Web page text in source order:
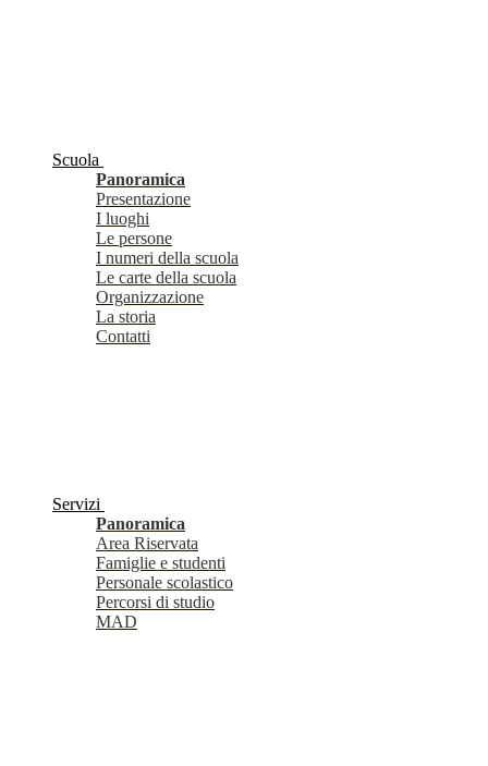
Scuola
Panoramica
Presentazione
I luoghi
Le persone
I numeri della scuola
Le carte della scuola
Organizzazione
La storia
Contatti
Servizi
Panoramica
Area Riservata
Famiglie e studenti
Personale scolastico
Percorsi di studio
MAD